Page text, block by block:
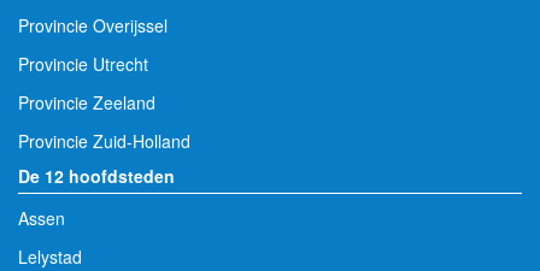
Provincie Overijssel
Provincie Utrecht
Provincie Zeeland
Provincie Zuid-Holland
De 12 hoofdsteden
Assen
Lelystad